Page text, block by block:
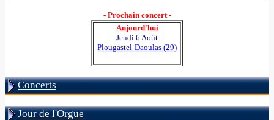
- Prochain concert -
Aujourd'hui
Jeudi 6 Août
Plougastel-Daoulas (29)
Concerts
Jour de l'Orgue